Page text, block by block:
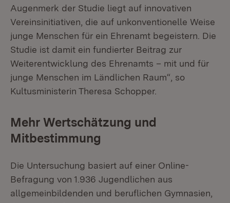
Augenmerk der Studie liegt auf innovativen
Vereinsinitiativen, die auf unkonventionelle Weise
junge Menschen für ein Ehrenamt begeistern. Die
Studie ist damit ein fundierter Beitrag zur
Weiterentwicklung des Ehrenamts – mit und für
junge Menschen im Ländlichen Raum“, so
Kultusministerin Theresa Schopper.
Mehr Wertschätzung und
Mitbestimmung
Die Untersuchung basiert auf einer Online-
Befragung von 1.936 Jugendlichen aus
allgemeinbildenden und beruflichen Gymnasien,